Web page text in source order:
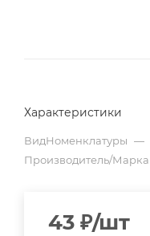
Характеристики
ВидНоменклатуры —
Производитель/Марка
43 ₽/шт